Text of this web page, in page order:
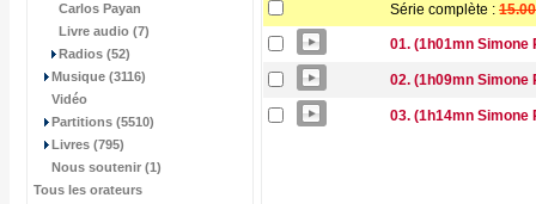
Carlos Payan
Livre audio (7)
Radios (52)
Musique (3116)
Vidéo
Partitions (5510)
Livres (795)
Nous soutenir (1)
Tous les orateurs
Série complète : 15.00
01. (1h01mn Simone
02. (1h09mn
03. (1h14mn